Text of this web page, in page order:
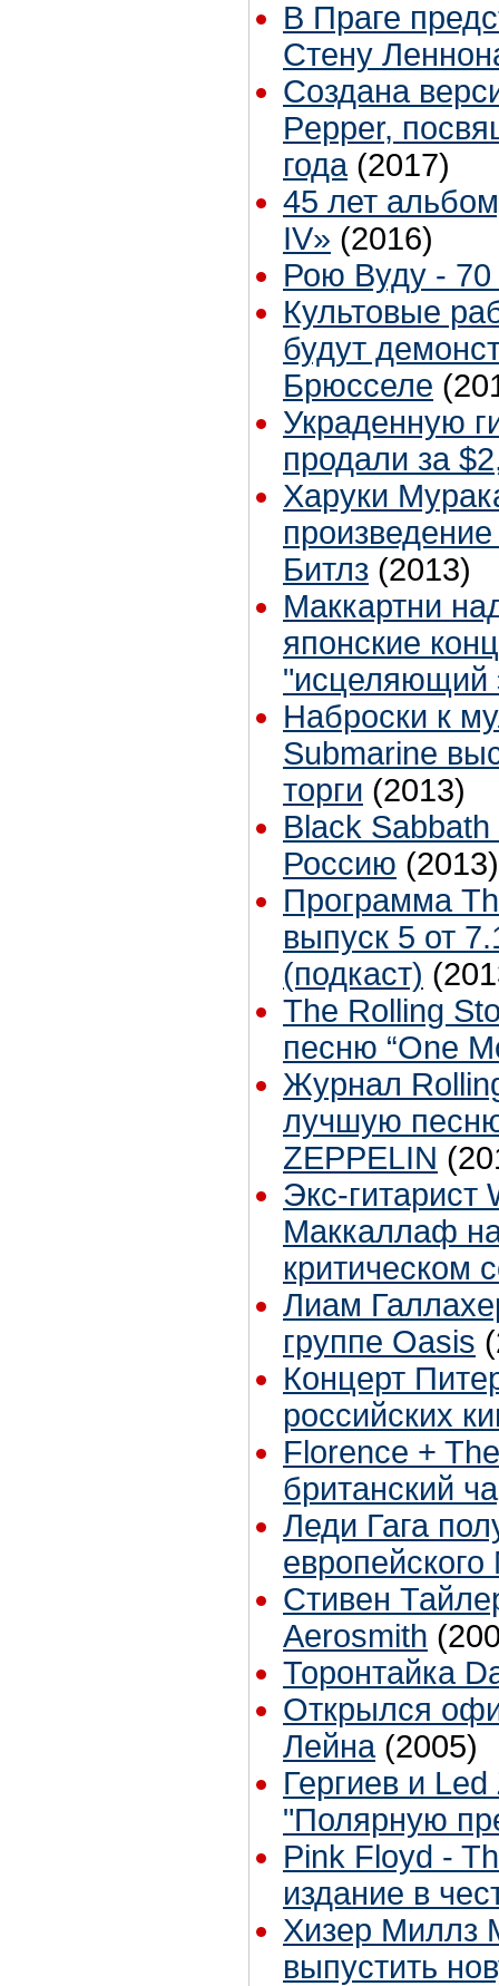
В Праге
Стену
Создана
Pepper,
года (2017)
45 лет
IV» (2016)
Рою Вуду - 70
Культовые
будут
Брюсселе
Украденную
продали за
Харуки
Битлз (2013)
Маккартни
японские
"исцеляющий
Наброски к
Submarine
торги (2013)
Black Sabbath
Россию (2013)
Программа
выпуск 5 от
(подкаст)
The Rolling
песню “One
Журнал
лучшую
ZEPPELIN
Экс-гитарист
Маккаллаф
критическом
Лиам
группе Oasis
Концерт
российских
Florence +
британский
Леди Гага
европейского
Стивен
Aerosmith
Торонтайка
Открылся
Лейна (2005)
Гергиев и
"Полярную
Pink Floyd -
издание в
Хизер Миллз
выпустить